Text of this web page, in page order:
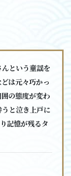
という童謡を
は元々巧かっ
の態度が変わ
と泣き上戸に
記憶が残るタ